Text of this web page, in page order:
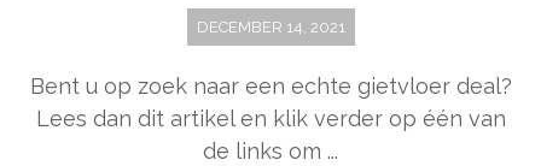
DECEMBER 14, 2021
Bent u op zoek naar een echte gietvloer deal?
Lees dan dit artikel en klik verder op één van
de links om ...